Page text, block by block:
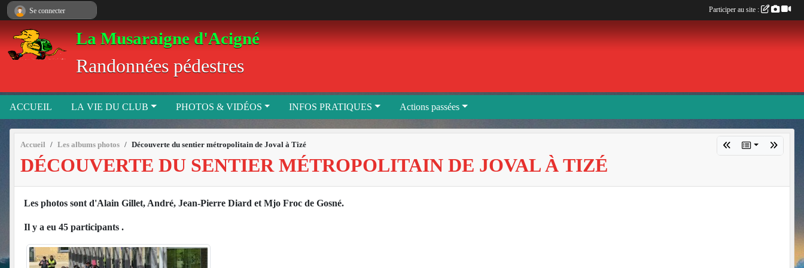
La Musaraigne d'Acigné
Randonnées pédestres
ACCUEIL LA VIE DU CLUB PHOTOS & VIDÉOS INFOS PRATIQUES Actions passées
Accueil Les albums photos Découverte du sentier métropolitain de Joval à Tizé
DÉCOUVERTE DU SENTIER MÉTROPOLITAIN DE JOVAL À TIZÉ
Les photos sont d'Alain Gillet, André, Jean-Pierre Diard et Mjo Froc de Gosné.
Il y a eu 45 participants .
Se connecter Participer au site :
Panneau de gestion des cookies